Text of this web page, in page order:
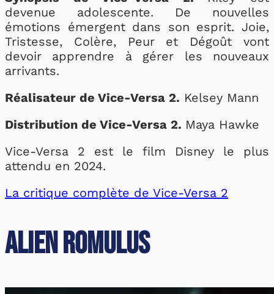
devenue adolescente. De nouvelles
émotions émergent dans son esprit. Joie,
Tristesse, Colère, Peur et Dégoût vont
devoir apprendre à gérer les nouveaux
arrivants.
Réalisateur de Vice-Versa 2. Kelsey Mann
Distribution de Vice-Versa 2. Maya Hawke
Vice-Versa 2 est le film Disney le plus
attendu en 2024.
La critique complète de Vice-Versa 2
Alien Romulus